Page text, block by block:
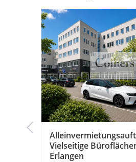
Vielseitige
Erlangen